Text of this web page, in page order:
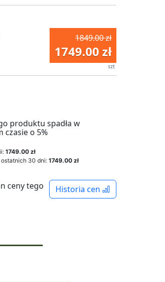
1849.00 zł
1749.00 zł
szt
produktu spadła w
czasie o 5%
1749.00 zł
30 dni: 1749.00 zł
Historia cen
ceny tego